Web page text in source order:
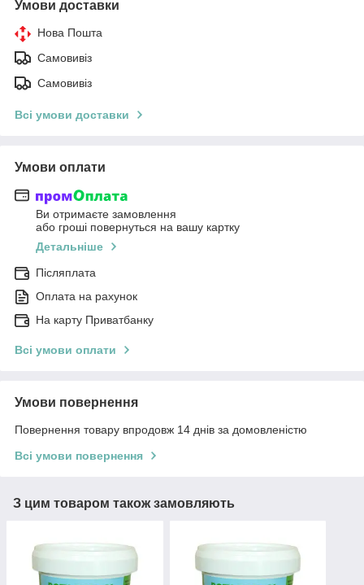
Умови доставки
Нова Пошта
Самовивіз
Самовивіз
Всі умови доставки
Умови оплати
Ви отримаєте замовлення
або гроші повернуться на вашу картку
Детальніше
Післяплата
Оплата на рахунок
На карту Приватбанку
Всі умови оплати
Умови повернення
Повернення товару впродовж 14 днів за домовленістю
Всі умови повернення
З цим товаром також замовляють